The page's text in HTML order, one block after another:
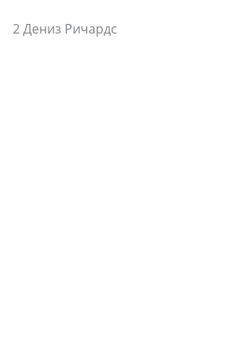
2 Дениз Ричардс